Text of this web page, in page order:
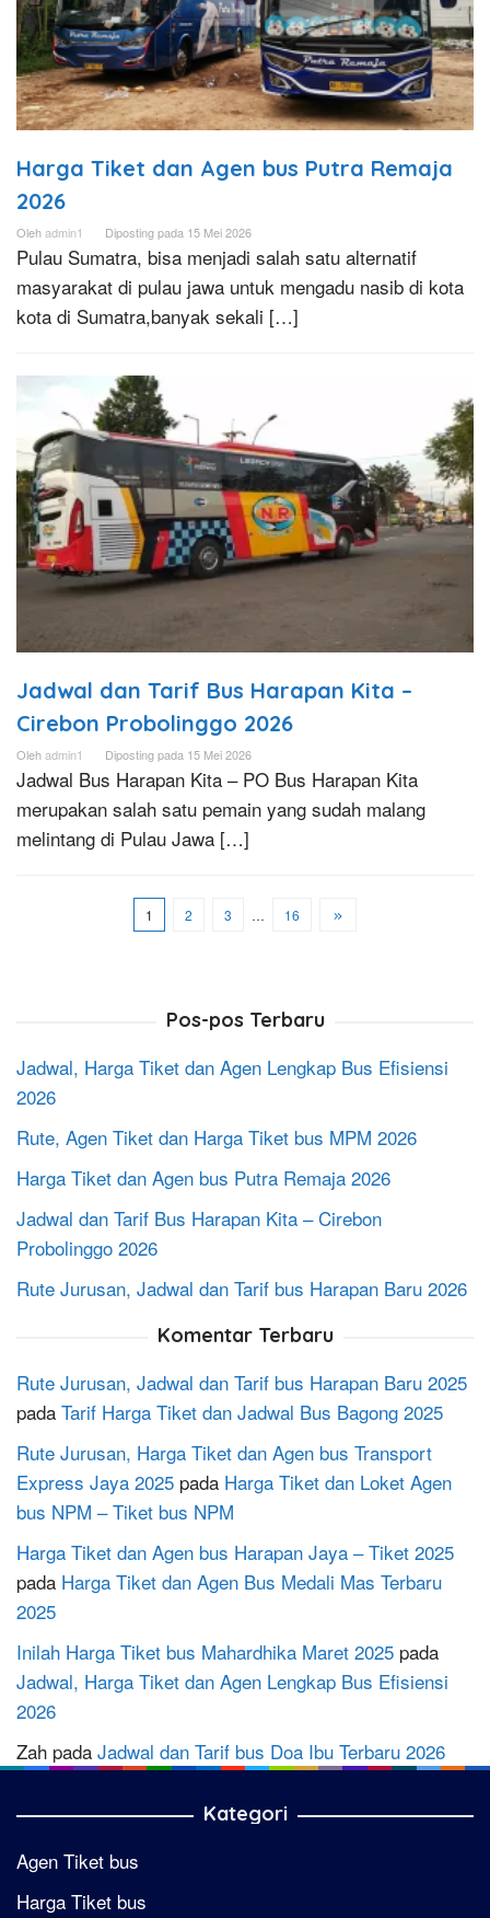
Harga Tiket dan Agen bus Putra Remaja
2026
Olehadmin1 Diposting pada 15 Mei 2026
Pulau Sumatra, bisa menjadi salah satu alternatif
masyarakat di pulau jawa untuk mengadu nasib di kota
kota di Sumatra,banyak sekali […]
Jadwal dan Tarif Bus Harapan Kita –
Cirebon Probolinggo 2026
Olehadmin1 Diposting pada 15 Mei 2026
Jadwal Bus Harapan Kita – PO Bus Harapan Kita
merupakan salah satu pemain yang sudah malang
melintang di Pulau Jawa […]
1 2 3 … 16
Pos-pos Terbaru
Jadwal, Harga Tiket dan Agen Lengkap Bus Efisiensi
2026
Rute, Agen Tiket dan Harga Tiket bus MPM 2026
Harga Tiket dan Agen bus Putra Remaja 2026
Jadwal dan Tarif Bus Harapan Kita – Cirebon
Probolinggo 2026
Rute Jurusan, Jadwal dan Tarif bus Harapan Baru 2026
Komentar Terbaru
Rute Jurusan, Jadwal dan Tarif bus Harapan Baru 2025
pada Tarif Harga Tiket dan Jadwal Bus Bagong 2025
Rute Jurusan, Harga Tiket dan Agen bus Transport
Express Jaya 2025 pada Harga Tiket dan Loket Agen
bus NPM – Tiket bus NPM
Harga Tiket dan Agen bus Harapan Jaya – Tiket 2025
pada Harga Tiket dan Agen Bus Medali Mas Terbaru
2025
Inilah Harga Tiket bus Mahardhika Maret 2025 pada
Jadwal, Harga Tiket dan Agen Lengkap Bus Efisiensi
2026
Zah pada Jadwal dan Tarif bus Doa Ibu Terbaru 2026
Kategori
Agen Tiket bus
Harga Tiket bus